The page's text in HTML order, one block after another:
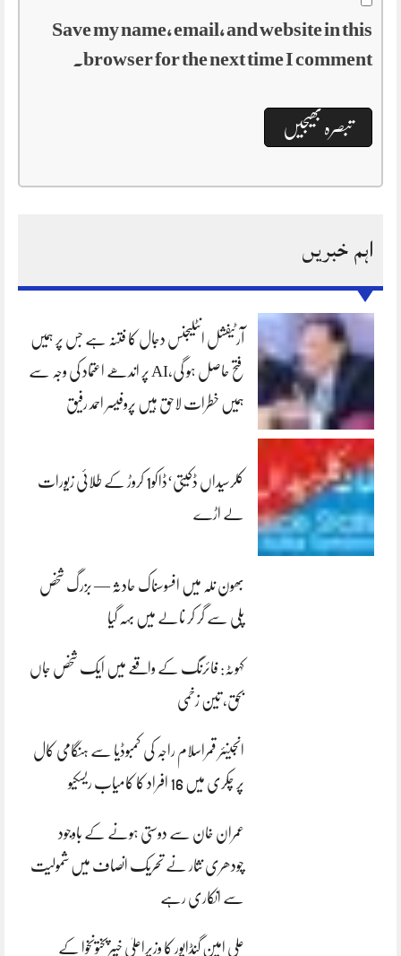
Save my name, email, and website in this
browser for the next time I comment.
اہم خبریں
آرٹیفشل انٹلیجنس دجال کا فتنہ ہے جس پر ہمیں
فتح حاصل ہو گی،AI پر اندھے اعتماد کی وجہ سے
ہمیں خطرات لاحق ہیں پروفیسر احمد رفیق
کلرسیداں ڈکیتی‘ڈاکو1 کروڑ کے طلائی زیورات
لے اڑے
بھون نلہ میں افسوسناک حادثہ — بزرگ شخص
پلی سے گر کر نالے میں بہہ گیا
کہوٹہ: فائرنگ کے واقعے میں ایک شخص جاں
بحق، تین زخمی
انجینئر قمراسلام راجہ کی کمبوڈیا سے ہنگامی کال
پر چکری میں 16 افراد کا کامیاب ریسکیو
عمران خان سے دوستی ہونے کے باوجود
چودھری نثار نے تحریک انصاف میں شمولیت
سے انکاری رہے
علی امین گنڈاپور کا وزیراعلیٰ خیبرپختونخوا کے